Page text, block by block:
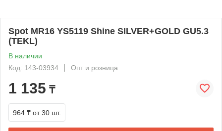
Spot MR16 YS5119 Shine SILVER+GOLD GU5.3
(TEKL)
В наличии
Код: 143-03934
Опт и розница
1 135 ₸
964 ₸ от 30 шт.